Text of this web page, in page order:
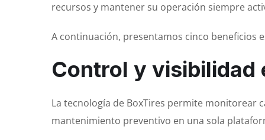
recursos y mantener su operación siempre
A continuación, presentamos cinco beneficios
Control y visibilidad
La tecnología de BoxTires permite monitorear
mantenimiento preventivo en una sola